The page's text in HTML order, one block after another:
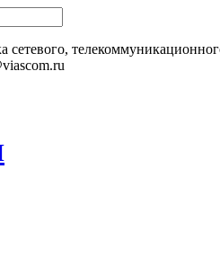
сетевого,